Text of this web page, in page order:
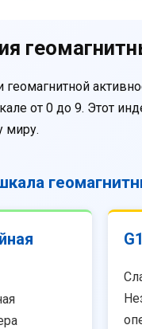
от 0 до 9. Этот
миру.